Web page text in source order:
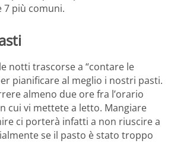
7 più comuni.
notti trascorse a “contare le
pianificare al meglio i nostri pasti.
almeno due ore fra l’orario
cui vi mettete a letto. Mangiare
ci porterà infatti a non riuscire a
se il pasto è stato troppo